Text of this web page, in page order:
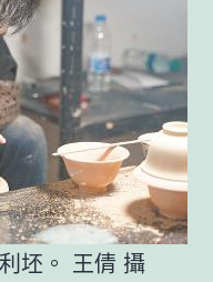
坯。 王倩 攝